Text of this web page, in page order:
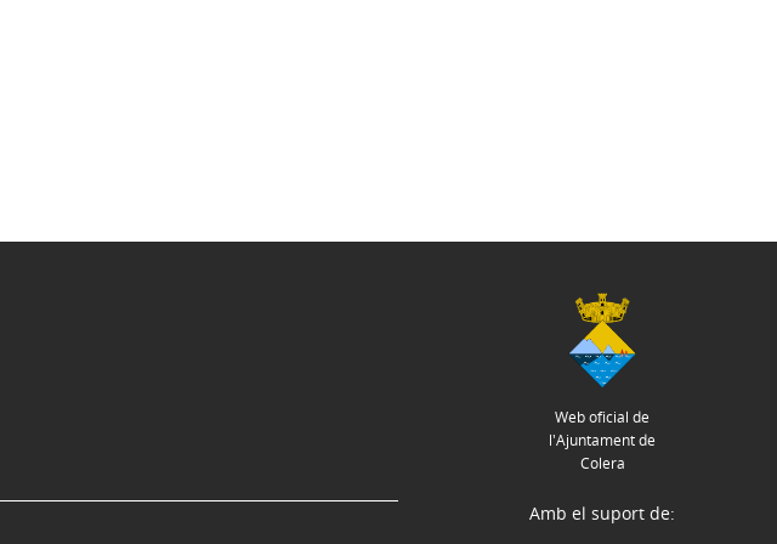
Web oficial de
l'Ajuntament de
Colera
Amb el suport de: